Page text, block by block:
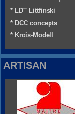
* LDT Littfinski
* DCC concepts
* Krois-Modell
ARTISAN